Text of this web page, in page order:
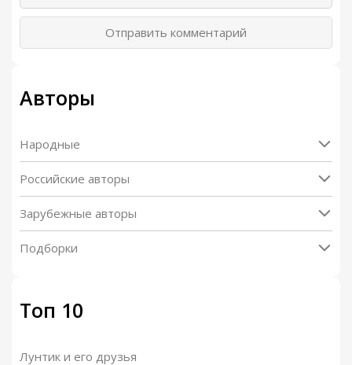
Отправить комментарий
Авторы
Народные
Российские авторы
Зарубежные авторы
Подборки
Топ 10
Лунтик и его друзья